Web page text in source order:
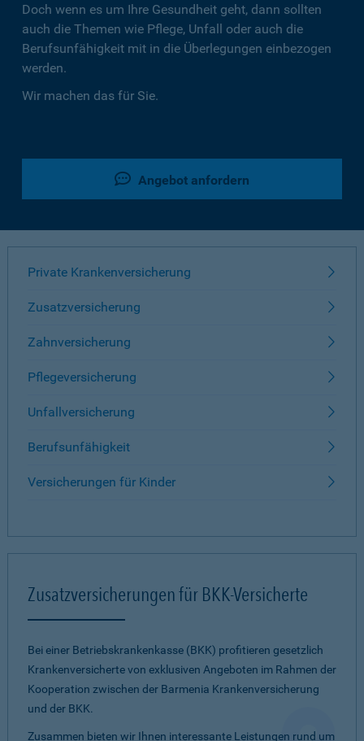
Doch wenn es um Ihre Gesundheit geht, dann sollten
auch die Themen wie Pflege, Unfall oder auch die
Berufsunfähigkeit mit in die Überlegungen einbezogen
werden.
Wir machen das für Sie.
Angebot anfordern
Private Krankenversicherung
Zusatzversicherung
Zahnversicherung
Pflegeversicherung
Unfallversicherung
Berufsunfähigkeit
Versicherungen für Kinder
Zusatzversicherungen für BKK-Versicherte
Bei einer Betriebskrankenkasse (BKK) profitieren gesetzlich
Krankenversicherte von exklusiven Angeboten im Rahmen der
Kooperation zwischen der Barmenia Krankenversicherung
und der BKK.
Zusammen bieten wir Ihnen interessante Leistungen rund um